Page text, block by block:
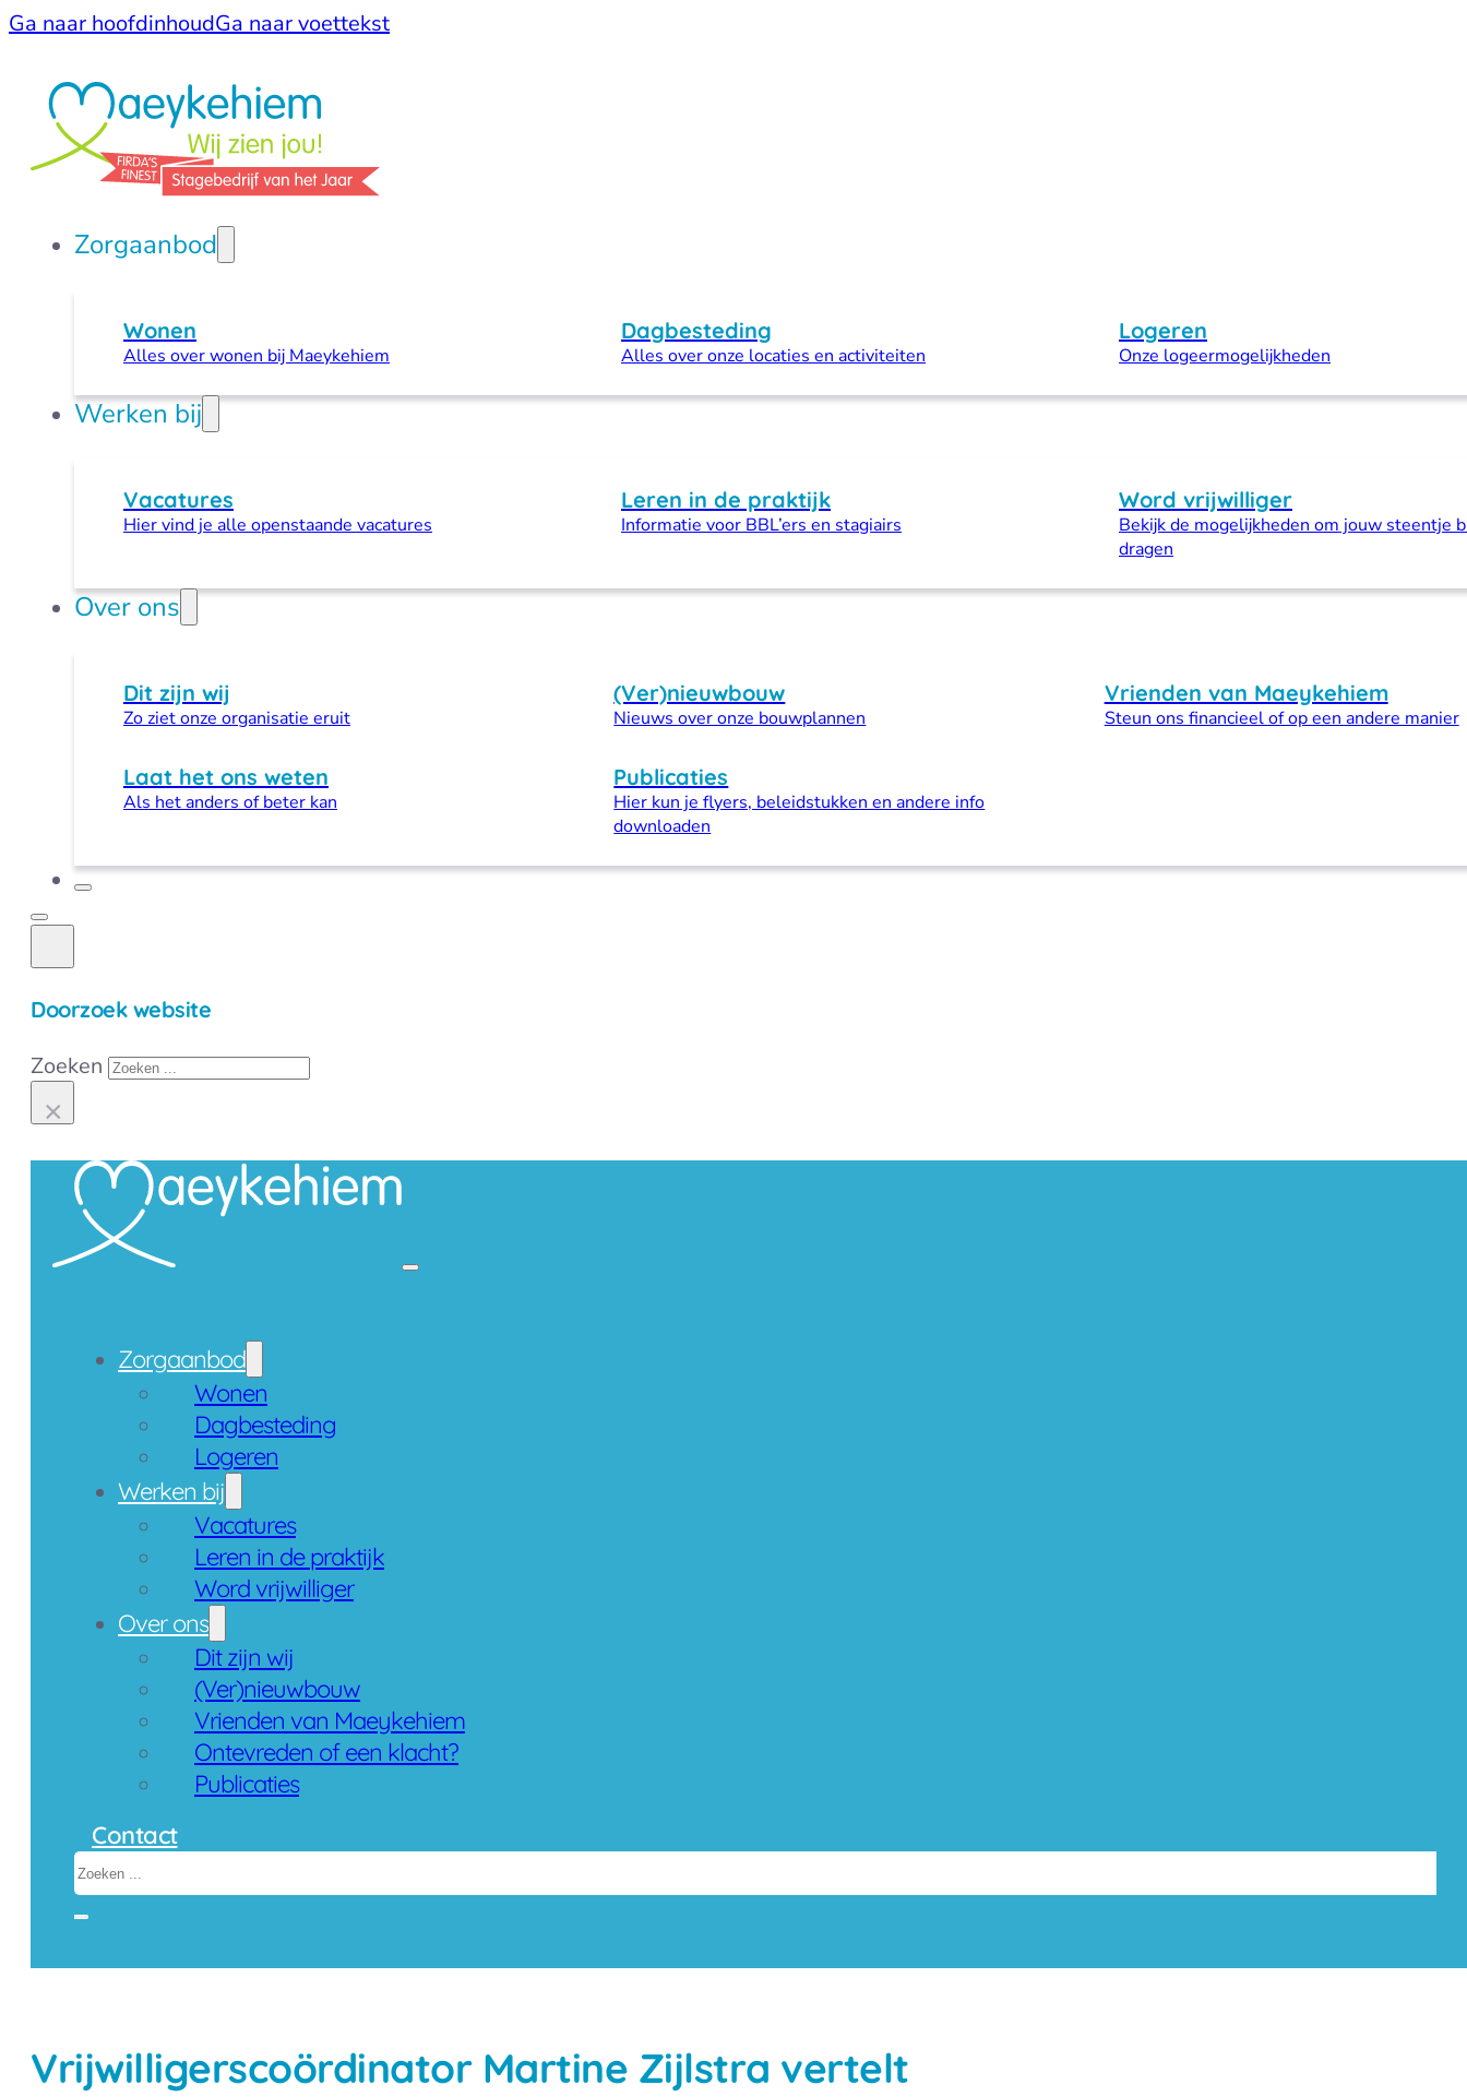
Ga naar hoofdinhoudGa naar voettekst
Zorgaanbod
Wonen
Alles over wonen bij Maeykehiem
Dagbesteding
Alles over onze locaties en activiteiten
Logeren
Onze logeermogelijkheden
Werken bij
Vacatures
Hier vind je alle openstaande vacatures
Leren in de praktijk
Informatie voor BBL’ers en stagiairs
Word vrijwilliger
Bekijk de mogelijkheden om jouw steentje
dragen
Over ons
Dit zijn wij
Zo ziet onze organisatie eruit
(Ver)nieuwbouw
Nieuws over onze bouwplannen
Vrienden van Maeykehiem
Steun ons financieel of op een andere manier
Laat het ons weten
Als het anders of beter kan
Publicaties
Hier kun je flyers, beleidstukken en andere info
downloaden
Doorzoek website
Zoeken
×
Zorgaanbod
Wonen
Dagbesteding
Logeren
Werken bij
Vacatures
Leren in de praktijk
Word vrijwilliger
Over ons
Dit zijn wij
(Ver)nieuwbouw
Vrienden van Maeykehiem
Ontevreden of een klacht?
Publicaties
Contact
Zoeken
Vrijwilligerscoördinator Martine Zijlstra vertelt